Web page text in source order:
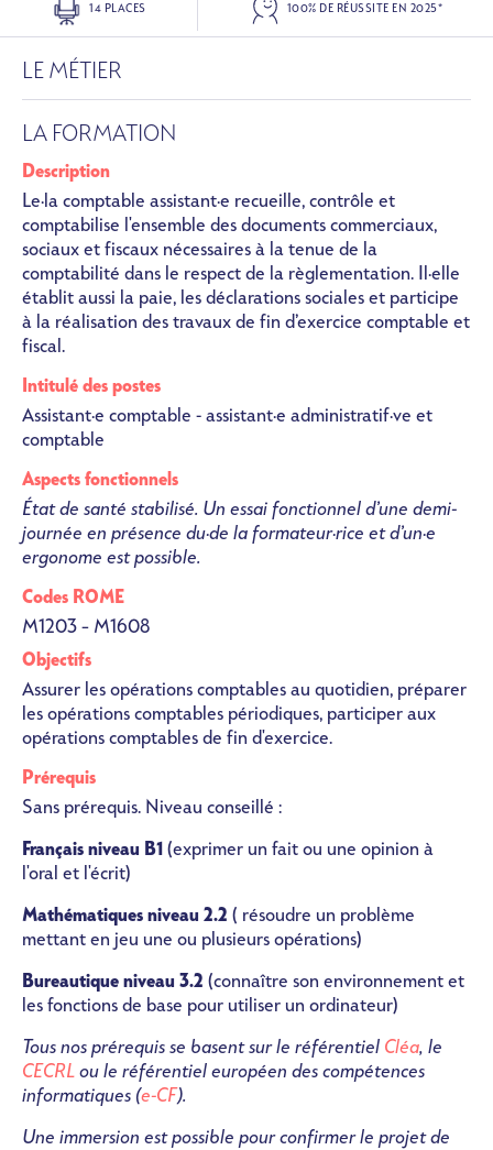
14 PLACES 100% DE RÉUSSITE EN 2025*
LE MÉTIER
LA FORMATION
Description
Le·la comptable assistant·e recueille, contrôle et
comptabilise l'ensemble des documents commerciaux,
sociaux et fiscaux nécessaires à la tenue de la
comptabilité dans le respect de la règlementation. Il·elle
établit aussi la paie, les déclarations sociales et participe
à la réalisation des travaux de fin d’exercice comptable et
fiscal.
Intitulé des postes
Assistant·e comptable - assistant·e administratif·ve et
comptable
Aspects fonctionnels
État de santé stabilisé. Un essai fonctionnel d’une demi-
journée en présence du·de la formateur·rice et d’un·e
ergonome est possible.
Codes ROME
M1203 – M1608
Objectifs
Assurer les opérations comptables au quotidien, préparer
les opérations comptables périodiques, participer aux
opérations comptables de fin d'exercice.
Prérequis
Sans prérequis. Niveau conseillé :
Français niveau B1 (exprimer un fait ou une opinion à
l'oral et l'écrit)
Mathématiques niveau 2.2 ( résoudre un problème
mettant en jeu une ou plusieurs opérations)
Bureautique niveau 3.2 (connaître son environnement et
les fonctions de base pour utiliser un ordinateur)
Tous nos prérequis se basent sur le référentiel Cléa, le
CECRL ou le référentiel européen des compétences
informatiques (e-CF).
Une immersion est possible pour confirmer le projet de